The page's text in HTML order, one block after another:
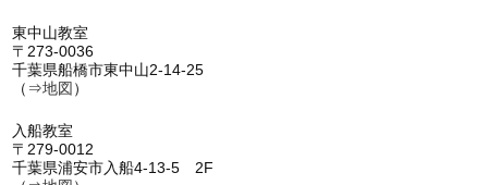
東中山教室
〒273-0036
千葉県船橋市東中山2-14-25
（⇒地図 ）
入船教室
〒279-0012
千葉県浦安市入船4-13-5 2F